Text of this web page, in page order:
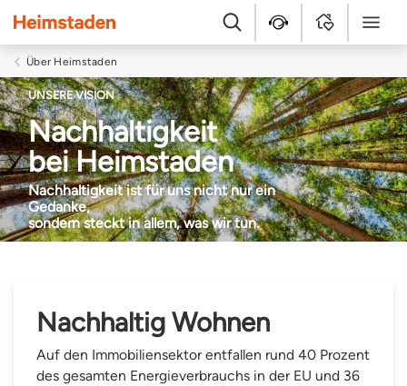
Heimstaden
Suche Kundenservice
MyHomeMenü
Über Heimstaden
UNSERE VISION
Nachhaltigkeit
bei Heimstaden
Nachhaltigkeit ist für uns nicht nur ein
Gedanke,
sondern steckt in allem, was wir tun.
Nachhaltig Wohnen
Auf den Immobiliensektor entfallen rund 40 Prozent
des gesamten Energieverbrauchs in der EU und 36